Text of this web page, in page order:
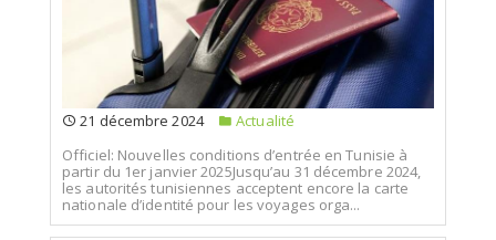
21 décembre 2024
Actualité
Officiel: Nouvelles conditions d’entrée en Tunisie à
partir du 1er janvier 2025Jusqu’au 31 décembre 2024,
les autorités tunisiennes acceptent encore la carte
nationale d’identité pour les voyages orga...